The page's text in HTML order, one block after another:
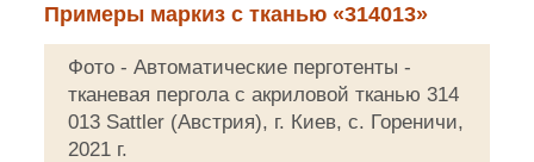
Примеры маркиз с тканью «314013»
Фото - Автоматические перготенты -
тканевая пергола с акриловой тканью 314
013 Sattler (Австрия), г. Киев, с. Гореничи,
2021 г.